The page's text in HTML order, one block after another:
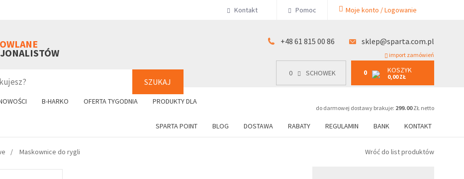
Kontakt Pomoc Moje konto / Logowanie
SZUKAJ
+48 61 815 00 86 sklep@sparta.com.pl
import zamówień
0 SCHOWEK 0 KOSZYK
0,00 ZŁ
do darmowej dostawy brakuje: 299.00ZŁ netto
B-HARKO OFERTA TYGODNIA PRODUKTY DLA
SPARTA POINT BLOG DOSTAWA RABATY REGULAMIN BANK KONTAKT
0 SCHOWEK 0 KOSZYK
0,00 ZŁ
+48 61 815 00 86
Maskownice do rygli Wróć do list produktów